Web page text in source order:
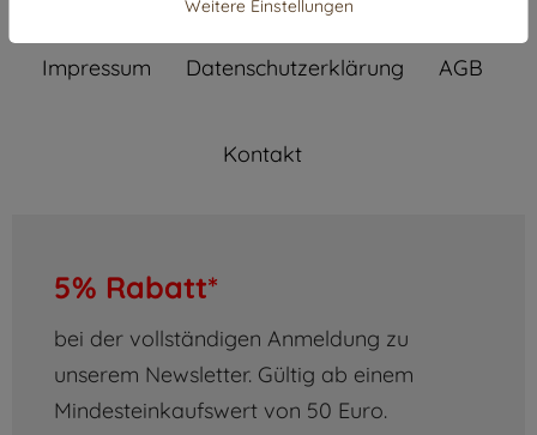
Impressum Daten­schutz­erklärung AGB
Kontakt
5% Rabatt*
bei der vollständigen Anmeldung zu
unserem Newsletter. Gültig ab einem
Mindesteinkaufswert von 50 Euro.
Weitere Einstellungen